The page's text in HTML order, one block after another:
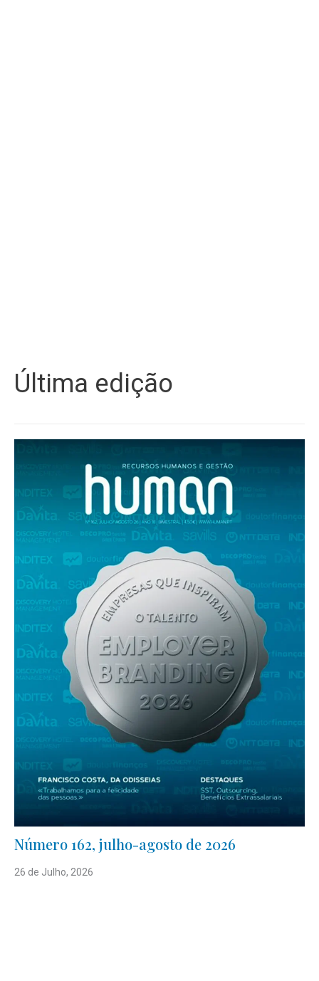
Última edição
Número 162, julho-agosto de 2026
26 de Julho, 2026